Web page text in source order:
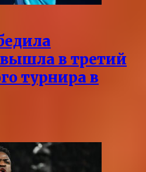
в третий
турнира в